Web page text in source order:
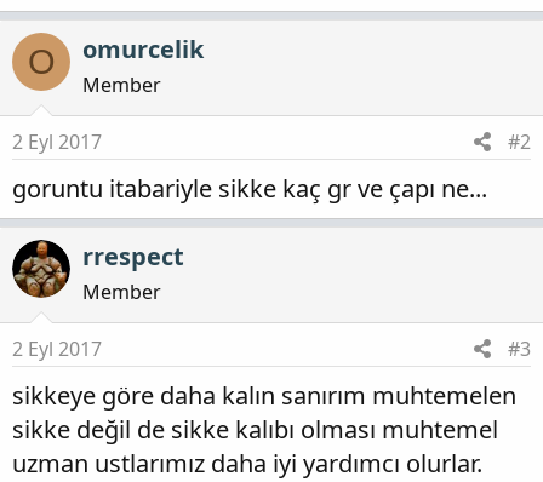
O omurcelik
Member
2 Eyl 2017 #2
goruntu itabariyle sikke kaç gr ve çapı ne...
rrespect
Member
2 Eyl 2017 #3
sikkeye göre daha kalın sanırım muhtemelen
sikke değil de sikke kalıbı olması muhtemel
uzman ustlarımız daha iyi yardımcı olurlar.